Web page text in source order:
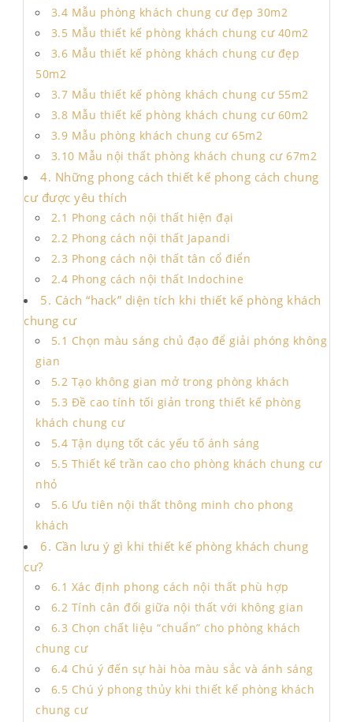
3.4 Mẫu phòng khách chung cư đẹp 30m2
3.5 Mẫu thiết kế phòng khách chung cư 40m2
3.6 Mẫu thiết kế phòng khách chung cư đẹp
50m2
3.7 Mẫu thiết kế phòng khách chung cư 55m2
3.8 Mẫu thiết kế phòng khách chung cư 60m2
3.9 Mẫu phòng khách chung cư 65m2
3.10 Mẫu nội thất phòng khách chung cư 67m2
4. Những phong cách thiết kế phong cách chung
cư được yêu thích
2.1 Phong cách nội thất hiện đại
2.2 Phong cách nội thất Japandi
2.3 Phong cách nội thất tân cổ điển
2.4 Phong cách nội thất Indochine
5. Cách “hack” diện tích khi thiết kế phòng khách
chung cư
5.1 Chọn màu sáng chủ đạo để giải phóng không
gian
5.2 Tạo không gian mở trong phòng khách
5.3 Đề cao tính tối giản trong thiết kế phòng
khách chung cư
5.4 Tận dụng tốt các yếu tố ánh sáng
5.5 Thiết kế trần cao cho phòng khách chung cư
nhỏ
5.6 Ưu tiên nội thất thông minh cho phong
khách
6. Cần lưu ý gì khi thiết kế phòng khách chung
cư?
6.1 Xác định phong cách nội thất phù hợp
6.2 Tính cân đối giữa nội thất với không gian
6.3 Chọn chất liệu “chuẩn” cho phòng khách
chung cư
6.4 Chú ý đến sự hài hòa màu sắc và ánh sáng
6.5 Chú ý phong thủy khi thiết kế phòng khách
chung cư